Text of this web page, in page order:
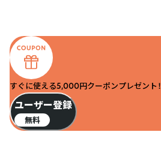
すぐに使える5,000円クーポンプレゼント！
ユーザー登録
無料